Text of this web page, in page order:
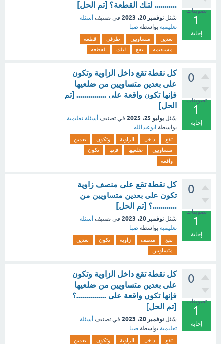
تصويتات
1
إجابة
........... لتلك القطعة؟ [تم الحل]
سُئل نوفمبر 20، 2023 في تصنيف أسئلة
تعليمية بواسطة صبا
بعدين متساويين طرفي
قطعة
مستقيمة
تقع لتلك القطعة
0
تصويتات
1
إجابة
كل نقطة تقع داخل الزاوية وتكون
على بعدين متساويين من ضلعيها
فإنها تكون واقعة على ............... [تم
الحل]
سُئل يوليو 25، 2025 في تصنيف أسئلة تعليمية
بواسطة ابوعبدالله
تقع داخل الزاوية وتكون
بعدين
متساويين
ضلعيها فإنها
تكون
واقعة
0
تصويتات
1
إجابة
كل نقطة تقع على منصف زاوية
تكون على بعدين متساويين من
............؟ [تم الحل]
سُئل نوفمبر 20، 2023 في تصنيف أسئلة
تعليمية بواسطة صبا
تقع منصف زاوية تكون
بعدين
متساويين
0
تصويتات
1
إجابة
كل نقطة تقع داخل الزاوية وتكون
على بعدين متساويين من ضلعيها
فإنها تكون واقعة على ...............؟
[تم الحل]
سُئل نوفمبر 20، 2023 في تصنيف أسئلة
تعليمية بواسطة صبا
تقع داخل الزاوية وتكون
بعدين